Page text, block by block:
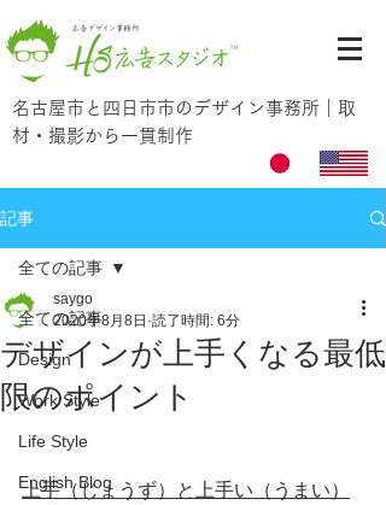
名古屋市と四日市市のデザイン事務所｜取
材・撮影から一貫制作
記事
全ての記事
Design
Work Style
Life Style
English Blog
全ての記事
デザインが上手くなる最低
限のポイント
saygo
2020年8月8日 読了時間: 6分
上手（じょうず）と上手い（うまい）